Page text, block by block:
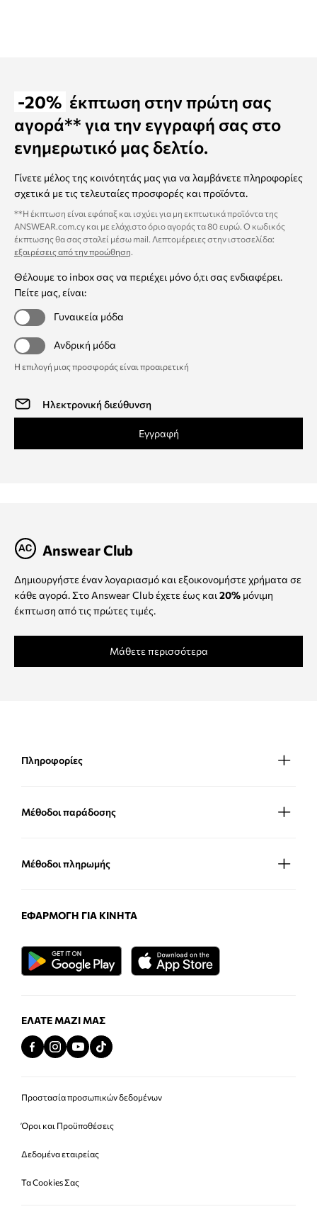
-20% έκπτωση στην πρώτη σας
αγορά** για την εγγραφή σας στο
ενημερωτικό μας δελτίο.
Γίνετε μέλος της κοινότητάς μας για να λαμβάνετε πληροφορίες
σχετικά με τις τελευταίες προσφορές και προϊόντα.
**Η έκπτωση είναι εφάπαξ και ισχύει για μη εκπτωτικά προϊόντα της
ANSWEAR.com.cy και με ελάχιστο όριο αγοράς τα 80 ευρώ. Ο κωδικός
έκπτωσης θα σας σταλεί μέσω mail. Λεπτομέρειες στην ιστοσελίδα:
εξαιρέσεις από την προώθηση.
Θέλουμε το inbox σας να περιέχει μόνο ό,τι σας ενδιαφέρει.
Πείτε μας, είναι:
Γυναικεία μόδα
Ανδρική μόδα
Η επιλογή μιας προσφοράς είναι προαιρετική
Εγγραφή
Answear Club
Δημιουργήστε έναν λογαριασμό και εξοικονομήστε χρήματα σε
κάθε αγορά. Στο Answear Club έχετε έως και20% μόνιμη
έκπτωση από τις πρώτες τιμές.
Μάθετε περισσότερα
Πληροφορίες
Μέθοδοι παράδοσης
Μέθοδοι πληρωμής
ΕΦΑΡΜΟΓΉ ΓΙΑ ΚΙΝΗΤΆ
ΕΛΆΤΕ ΜΑΖΊ ΜΑΣ
Προστασία προσωπικών δεδομένων
Όροι και Προϋποθέσεις
Δεδομένα εταιρείας
Τα Cookies Σας